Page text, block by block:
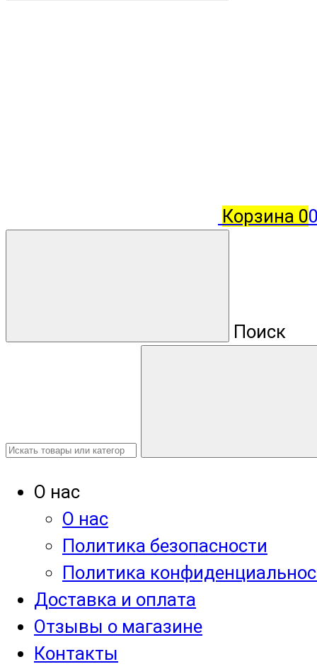
Корзина 0
Поиск
О нас
О нас
Политика безопасности
Политика
Доставка и оплата
Отзывы о магазине
Контакты